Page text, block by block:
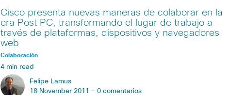
Cisco presenta nuevas maneras de colaborar en la
era Post PC, transformando el lugar de trabajo a
través de plataformas, dispositivos y navegadores
web
Colaboración
4 min read
Felipe Lamus
18 November 2011 - 0 comentarios